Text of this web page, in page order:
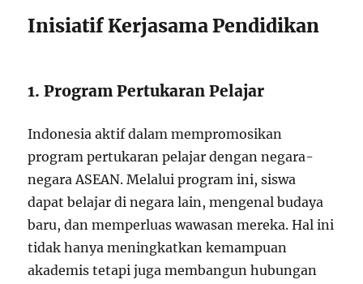
Inisiatif Kerjasama Pendidikan
1. Program Pertukaran Pelajar
Indonesia aktif dalam mempromosikan
program pertukaran pelajar dengan negara-
negara ASEAN. Melalui program ini, siswa
dapat belajar di negara lain, mengenal budaya
baru, dan memperluas wawasan mereka. Hal ini
tidak hanya meningkatkan kemampuan
akademis tetapi juga membangun hubungan